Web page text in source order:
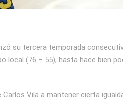
su tercera temporada
local (76 – 55), hasta hace bien
Vila a mantener cierta